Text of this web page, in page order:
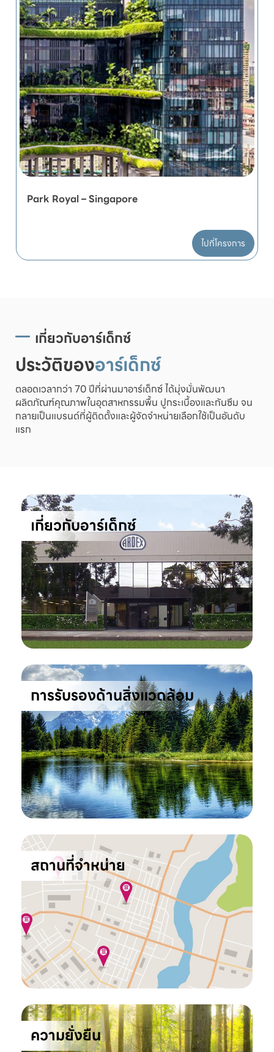
Park Royal – Singapore
ไปที่โครงการ
เกี่ยวกับอาร์เด็กซ์
ประวัติของอาร์เด็กซ์
ตลอดเวลากว่า 70 ปีที่ผ่านมาอาร์เด็กซ์ ได้มุ่งมั่นพัฒนา
ผลิตภัณฑ์คุณภาพในอุตสาหกรรมพื้น ปูกระเบื้องและกันซึม จน
กลายเป็นแบรนด์ที่ผู้ติดตั้งและผู้จัดจำหน่ายเลือกใช้เป็นอันดับ
แรก
เกี่ยวกับอาร์เด็กซ์
การรับรองด้านสิ่งแวดล้อม
สถานที่จำหน่าย
ความยั่งยืน